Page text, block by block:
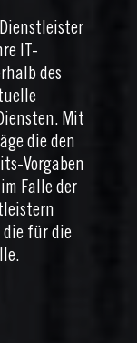
IT-
des
Mit
die den
Vorgaben
Falle der
die für die